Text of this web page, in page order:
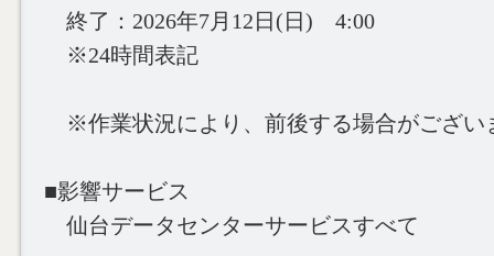
終了：2026年7月12日(日) 4:00
※24時間表記
※作業状況により、前後する場合がござい
■影響サービス
仙台データセンターサービスすべて